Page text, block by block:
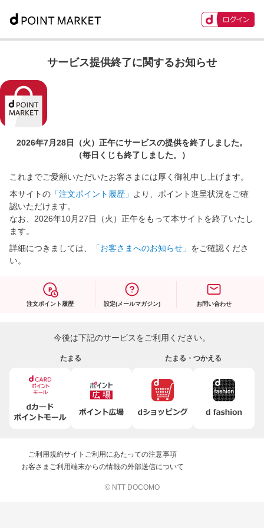
サービス提供終了に関するお知らせ
2026年7月28日（火）正午にサービスの提供を終了しました。
（毎日くじも終了しました。）
これまでご愛顧いただいたお客さまには厚く御礼申し上げます。
本サイトの 「注文ポイント履歴」
より、ポイント進呈状況をご確
認いただけます。
なお、2026年10月27日（火）正午をもって本サイトを終了いたし
ます。
詳細につきましては、
「お客さまへのお知らせ」 をご確認くださ
い。
注文ポイント履歴 設定(メールマガジン) お問い合わせ
今後は下記のサービスをご利用ください。
たまる たまる・つかえる
ご利用規約サイトご利用にあたっての注意事項
お客さまご利用端末からの情報の外部送信について
© NTT DOCOMO